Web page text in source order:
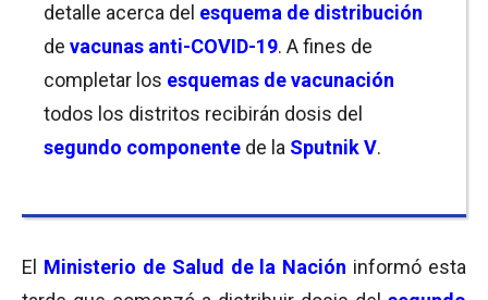
detalle acerca del esquema de distribución
de vacunas anti-COVID-19. A fines de
completar los esquemas de vacunación
todos los distritos recibirán dosis del
segundo componente de la Sputnik V.
El Ministerio de Salud de la Nación informó esta